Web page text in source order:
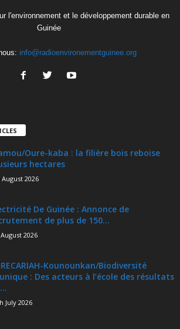
l'environnement et le développement durable en
Guinée
info@radioenvironementguinee.org
Oure-kaba : la filière bois reboise
hectares
August 2026
De Guinée : Annonce de
de plus de 150...
2026
Kounounkan/Biodiversité
: Des acteurs à l’école des résultats
July 2026